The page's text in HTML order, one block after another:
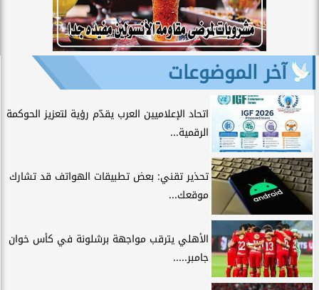
آخر الموضوعات
اتحاد الإعلاميين العرب يقدّم رؤية لتعزيز الحوكمة
الرقمية...
تحذير تقني: بعض تطبيقات الهواتف قد تشارك
موقعك...
الأهلي يترقب مواجهة برشلونة في كأس خوان
جامبر.....